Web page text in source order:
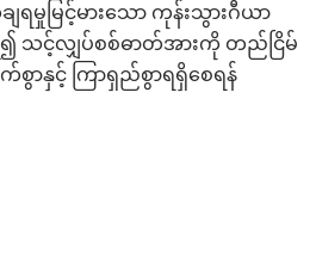
မှုမြင့်မားသော ကုန်းသွားဂီယာ
သင့်လျှပ်စစ်ဓာတ်အားကို တည်ငြိမ်
က်စွာနှင့် ကြာရှည်စွာရရှိစေရန်